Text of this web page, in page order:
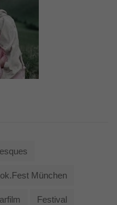
München
Festival